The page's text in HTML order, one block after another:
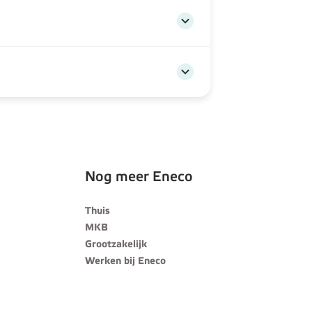
Nog meer Eneco
Thuis
MKB
Grootzakelijk
Werken bij Eneco